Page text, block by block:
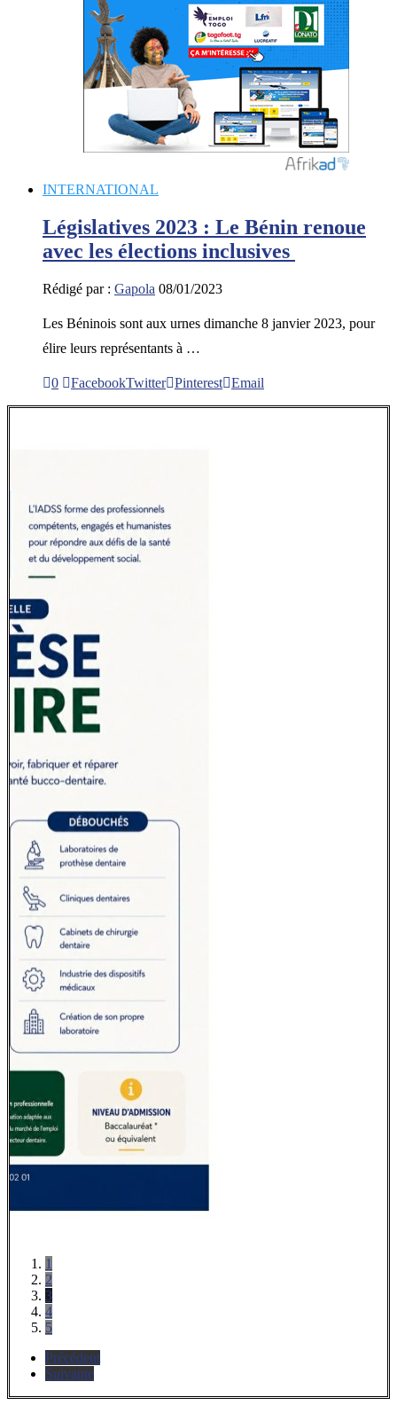
INTERNATIONAL
Législatives 2023 : Le Bénin renoue
avec les élections inclusives
Rédigé par : Gapola 08/01/2023
Les Béninois sont aux urnes dimanche 8 janvier 2023, pour
élire leurs représentants à …
0 FacebookTwitter Pinterest Email
1
2
3
4
5
Précédent
Suivante